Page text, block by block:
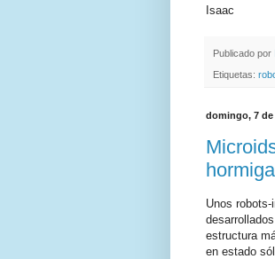
Isaac
Publicado por
Etiquetas:
domingo, 7 de
Unos
estructura
en estado